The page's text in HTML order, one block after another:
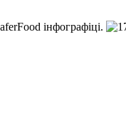
інфографіці.